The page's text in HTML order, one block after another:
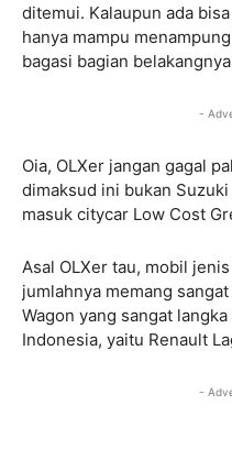
ditemui. Kalaupun ada
hanya mampu
bagasi bagian
-
Oia, OLXer jangan gagal
dimaksud ini bukan
masuk citycar Low Cost
Asal OLXer tau, mobil
jumlahnya memang
Wagon yang sangat
Indonesia, yaitu Renault
-